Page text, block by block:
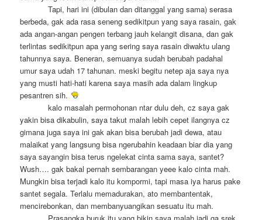
Tapi, hari ini (dibulan dan ditanggal yang sama) serasa
berbeda, gak ada rasa seneng sedikitpun yang saya rasain, gak
ada angan-angan pengen terbang jauh kelangit disana, dan gak
terlintas sedikitpun apa yang sering saya rasain diwaktu ulang
tahunnya saya. Beneran, semuanya sudah berubah padahal
umur saya udah 17 tahunan. meski begitu netep aja saya nya
yang musti hati-hati karena saya masih ada dalam lingkup
pesantren sih.
kalo masalah permohonan ntar dulu deh, cz saya gak
yakin bisa dikabulin, saya takut malah lebih cepet ilangnya cz
gimana juga saya ini gak akan bisa berubah jadi dewa, atau
malaikat yang langsung bisa ngerubahin keadaan biar dia yang
saya sayangin bisa terus ngelekat cinta sama saya, santet?
Wush…. gak bakal pernah sembarangan yeee kalo cinta mah.
Mungkin bisa terjadi kalo itu kompormi, tapi masa iya harus pake
santet segala. Terlalu memadurakan, ato membantentak,
mencirebonkan, dan membanyuangikan sesuatu itu mah.